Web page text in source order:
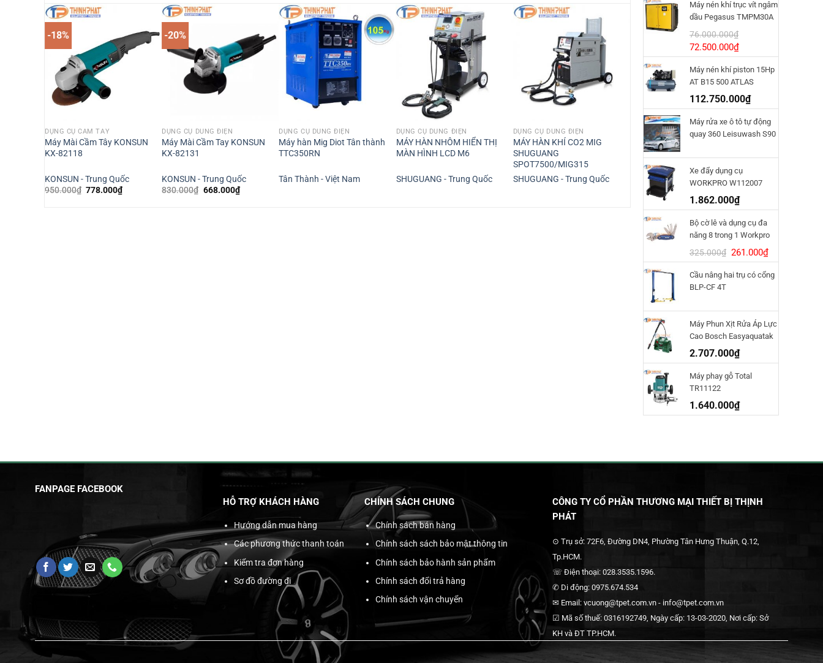
Máy nén khí trục vít ngâm
dầu Pegasus TMPM30A
INVT
76.000.000₫
Giá
gốc
là:
76.000.000₫.
72.500.000₫Giá
hiện
tại
là:
72.500.000₫.
Máy nén khí piston 15Hp
AT B15 500 ATLAS
COPCO
112.750.000₫
Máy rửa xe ô tô tự động
quay 360 Leisuwash S90
Xe đẩy dụng cụ
WORKPRO W112007
1.862.000₫
Bộ cờ lê và dụng cụ đa
năng 8 trong 1 Workpro
W014011
325.000₫ Giá
gốc
là:
261.000₫Giá
hiện
tại
Cầu nâng hai trụ có cổng
BLP-CF 4T
Máy Phun Xịt Rửa Áp Lực
Cao Bosch Easyaquatak
120
2.707.000₫
Máy phay gỗ Total
TR11122
1.640.000₫
-18%
DỤNG CỤ CẦM TAY
Máy Mài Cầm Tây KONSUN
KX-82118
KONSUN - Trung Quốc
950.000₫ Giá
778.000₫Giá
hiện
-20%
DỤNG CỤ DÙNG ĐIỆN
Máy Mài Cầm Tay KONSUN
KX-82131
KONSUN - Trung Quốc
830.000₫ Giá
668.000₫Giá
hiện
DỤNG CỤ DÙNG ĐIỆN
Máy hàn Mig Diot Tân thành
TTC350RN
Tân Thành - Việt Nam
DỤNG CỤ DÙNG ĐIỆN
MÁY HÀN NHÔM HIỂN THỊ
MÀN HÌNH LCD M6
SHUGUANG - Trung Quốc
DỤNG CỤ DÙNG ĐIỆN
MÁY HÀN KHÍ CO2 MIG
SHUGUANG
SPOT7500/MIG315
SHUGUANG - Trung Quốc
DỤNG CỤ DÙNG ĐIỆN
MÁY HÀN KHÍ CO2 MIG
SHUGUANG NBC-270N
SHUGUANG - Trung Quốc
FANPAGE FACEBOOK
HỖ TRỢ KHÁCH HÀNG
Hướng dẫn mua hàng
Các phương thức thanh toán
Kiểm tra đơn hàng
Sơ đồ đường đi
CHÍNH SÁCH CHUNG
Chính sách bán hàng
Chính sách sách bảo mật thông tin
Chính sách bảo hành sản phẩm
Chính sách đổi trả hàng
Chính sách vận chuyển
CÔNG TY CỔ PHẦN THƯƠNG MẠI THIẾT BỊ THỊNH
PHÁT
⊙ Trụ sở: 72F6, Đường DN4, Phường Tân Hưng Thuận, Q.12,
Tp.HCM.
☏ Điện thoại: 028.3535.1596.
✆ Di động: 0975.674.534
✉ Email: vcuong@tpet.com.vn - info@tpet.com.vn
☑ Mã số thuế: 0316192749, Ngày cấp: 13-03-2020, Nơi cấp: Sở
KH và ĐT TP.HCM.